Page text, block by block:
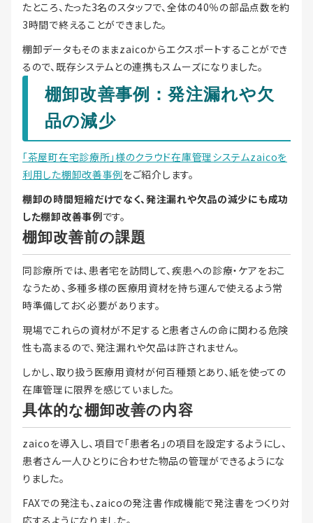
たところ、たった3名のスタッフで、全体の40％の部品点数を約
3時間で終えることができました。
棚卸データもそのままzaicoからエクスポートすることができ
るので、既存システムとの連携もスムーズになりました。
棚卸改善事例：発注漏れや欠
品の減少
「茶屋町在宅診療所」様のクラウド在庫管理システムzaicoを
利用した棚卸改善事例をご紹介します。
棚卸の時間短縮だけでなく、発注漏れや欠品の減少にも成功
した棚卸改善事例です。
棚卸改善前の課題
同診療所では、患者宅を訪問して、疾患への診療・ケアをおこ
なうため、多種多様の医療用資材を持ち運んで使えるよう常
時準備しておく必要があります。
現場でこれらの資材が不足すると患者さんの命に関わる危険
性も高まるので、発注漏れや欠品は許されません。
しかし、取り扱う医療用資材が何百種類とあり、紙を使っての
在庫管理に限界を感じていました。
具体的な棚卸改善の内容
zaicoを導入し、項目で「患者名」の項目を設定するようにし、
患者さん一人ひとりに合わせた物品の管理ができるようにな
りました。
FAXでの発注も、zaicoの発注書作成機能で発注書をつくり対